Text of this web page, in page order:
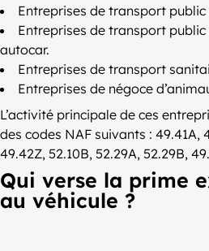
Entreprises de transport
Entreprises de transport
autocar.
Entreprises de transport
Entreprises de négoce
L’activité principale de ces
des codes NAF suivants : 49.41A,
49.42Z, 52.10B, 52.29A, 52.29B,
Qui verse la prime
au véhicule ?